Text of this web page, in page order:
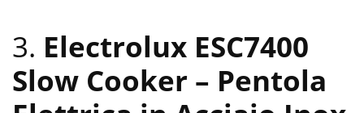
3. Electrolux ESC7400
Slow Cooker – Pentola